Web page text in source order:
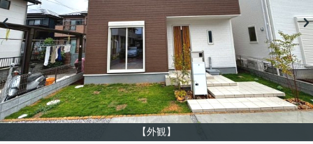
【外観】